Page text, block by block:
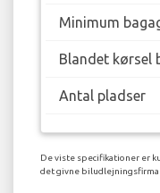
Minimum
Blandet kørsel
Antal pladser
De viste specifikationer er
det givne biludlejningsfirma